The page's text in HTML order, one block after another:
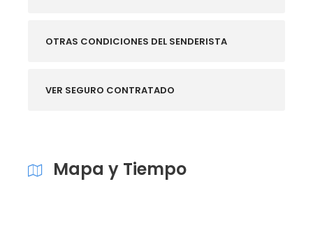
OTRAS CONDICIONES DEL SENDERISTA
VER SEGURO CONTRATADO
Mapa y Tiempo